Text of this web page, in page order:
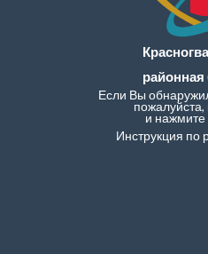
Если Вы
и нажмите
Инструкция по